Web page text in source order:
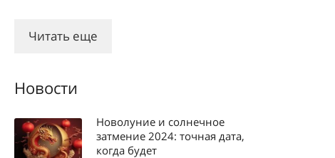
Читать еще
Новости
Новолуние и солнечное
затмение 2024: точная дата,
когда будет